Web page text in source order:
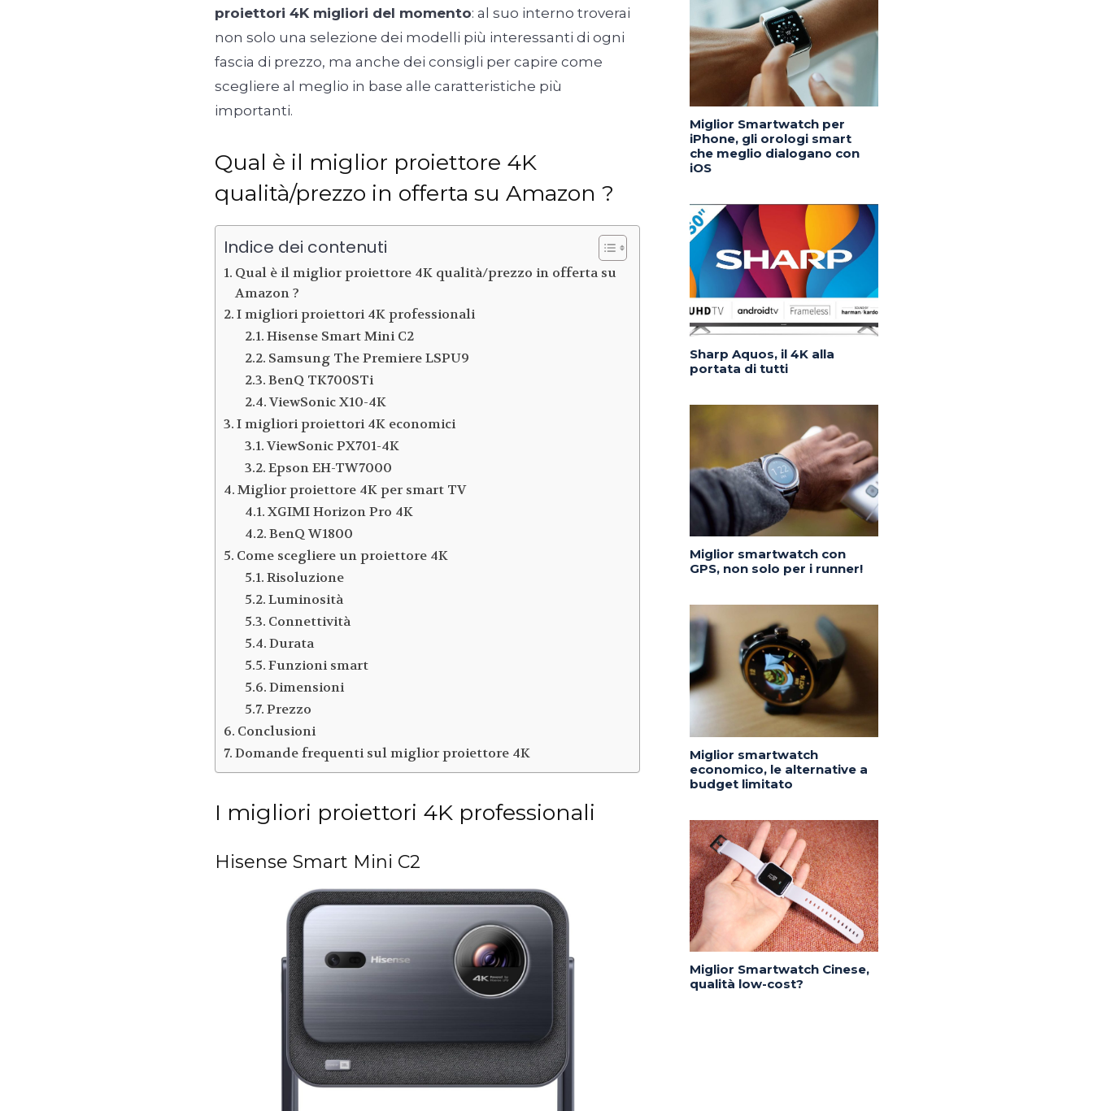
proiettori 4K migliori del momento: al suo interno troverai
non solo una selezione dei modelli più interessanti di ogni
fascia di prezzo, ma anche dei consigli per capire come
scegliere al meglio in base alle caratteristiche più
importanti.
Qual è il miglior proiettore 4K
qualità/prezzo in offerta su Amazon ?
Indice dei contenuti
Qual è il miglior proiettore 4K qualità/prezzo in offerta su
Amazon ?
I migliori proiettori 4K professionali
Hisense Smart Mini C2
Samsung The Premiere LSPU9
BenQ TK700STi
ViewSonic X10-4K
I migliori proiettori 4K economici
ViewSonic PX701-4K
Epson EH-TW7000
Miglior proiettore 4K per smart TV
XGIMI Horizon Pro 4K
BenQ W1800
Come scegliere un proiettore 4K
Risoluzione
Luminosità
Connettività
Durata
Funzioni smart
Dimensioni
Prezzo
Conclusioni
Domande frequenti sul miglior proiettore 4K
I migliori proiettori 4K professionali
Hisense Smart Mini C2
Miglior Smartwatch per
iPhone, gli orologi smart
che meglio dialogano con
iOS
Sharp Aquos, il 4K alla
portata di tutti
Miglior smartwatch con
GPS, non solo per i runner!
Miglior smartwatch
economico, le alternative a
budget limitato
Miglior Smartwatch Cinese,
qualità low-cost?